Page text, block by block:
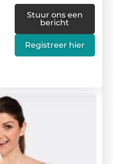
Stuur ons een
bericht
Registreer hier